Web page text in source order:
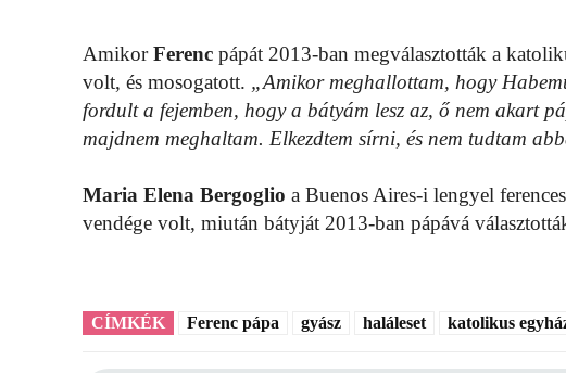
AmikorFerenc pápát 2013-ban megválasztották a
volt, és mosogatott. „Amikor meghallottam, hogy
fordult a fejemben, hogy a bátyám lesz az, ő nem akart
majdnem meghaltam. Elkezdtem sírni, és nem tudtam
Maria Elena Bergoglio a Buenos Aires-i lengyel
vendége volt, miután bátyját 2013-ban pápává
CÍMKÉK Ferenc pápa gyász haláleset katolikus